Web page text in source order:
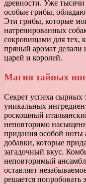
древности. Уже
особые грибы,
Эти грибы, которые
натренированных
сокровищами для тех,
пряный аромат делали
царей и королей.
Магия тайных
Секрет успеха сырных
уникальных
роскошный
неповторимо
придания особой ноты
добавки, которые
загадочный вкус.
неповторимый
оставляет
решается попробовать